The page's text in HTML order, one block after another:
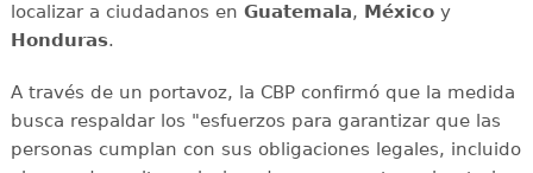
localizar a ciudadanos en Guatemala, Méxicoy
Honduras.
A través de un portavoz, la CBP confirmó que la medida
busca respaldar los "esfuerzos para garantizar que las
personas cumplan con sus obligaciones legales, incluido